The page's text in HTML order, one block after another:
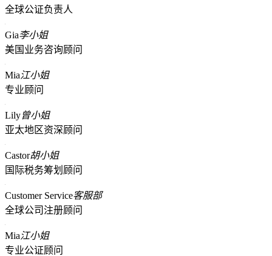
全球公证负责人
Gia李小姐
美国业务咨询顾问
Mia江小姐
专业顾问
Lily曾小姐
亚太地区资深顾问
Castor胡小姐
国际税务筹划顾问
Customer Service客服部
全球公司注册顾问
Mia江小姐
专业公证顾问